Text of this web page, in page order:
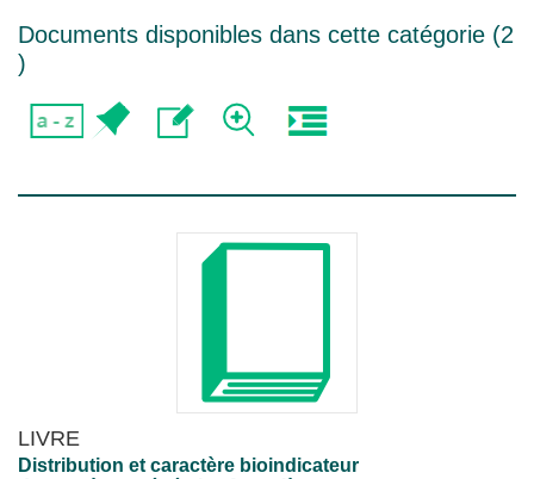
Documents disponibles dans cette catégorie (2
)
LIVRE
Distribution et caractère bioindicateur